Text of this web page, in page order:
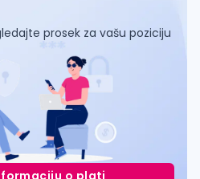
prosek za vašu poziciju
o plati